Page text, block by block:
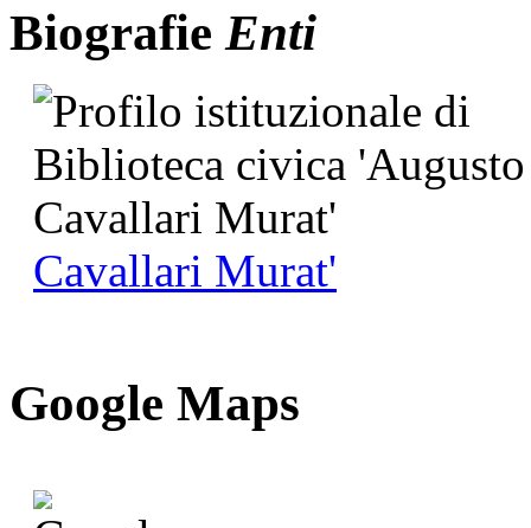
Biografie Enti
Cavallari Murat'
Google Maps